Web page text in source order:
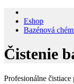
Eshop
Bazénová
Čistenie
Profesionálne čistiace